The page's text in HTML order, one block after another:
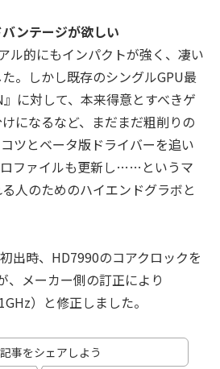
ンテージが欲しい
ル的にもインパクトが強く、凄い
。しかし既存のシングルGPU最
に対して、本来得意とすべきゲ
になるなど、まだまだ粗削りの
ツとベータ版ドライバーを追い
ファイルも更新し……というマ
人のためのハイエンドグラボと
出時、HD7990のコアクロックを
、メーカー側の訂正により
）と修正しました。
事をシェアしよう